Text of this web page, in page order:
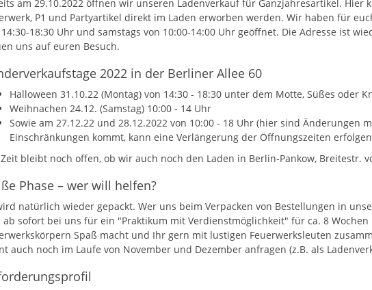
am 29.10.2022 öffnen wir unseren Ladenverkauf für Ganzjahresartikel. Hier
P1 und Partyartikel direkt im Laden erworben werden. Wir haben für
18:30 Uhr und samstags von 10:00-14:00 Uhr geöffnet. Die Adresse ist
uns auf euren Besuch.
2022 in der Berliner Allee 60
Halloween 31.10.22 (Montag) von 14:30 - 18:30 unter dem Motte, Süßes oder
Weihnachen 24.12. (Samstag) 10:00 - 14 Uhr
Sowie am 27.12.22 und 28.12.2022 von 10:00 - 18 Uhr (hier sind Änderungen
Einschränkungen kommt, kann eine Verlängerung der Öffnungszeiten
bleibt noch offen, ob wir auch noch den Laden in Berlin-Pankow, Breitestr.
Phase – wer will helfen?
natürlich wieder gepackt. Wer uns beim Verpacken von Bestellungen in
ab sofort bei uns für ein "Praktikum mit Verdienstmöglichkeit" für ca. 8
Spaß macht und Ihr gern mit lustigen Feuerwerksleuten
auch noch im Laufe von November und Dezember anfragen (z.B. als